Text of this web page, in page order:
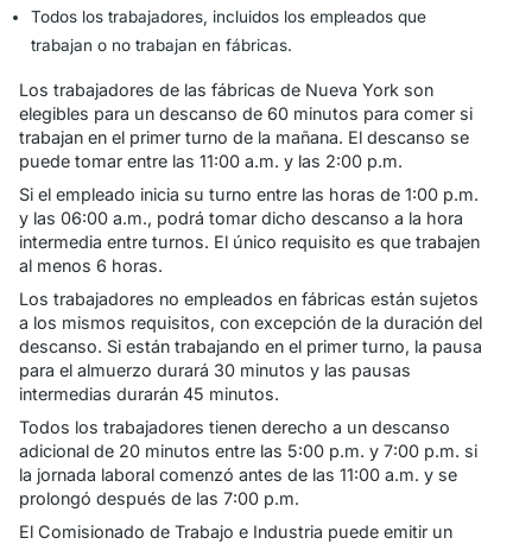
Todos los trabajadores, incluidos los empleados que
trabajan o no trabajan en fábricas.
Los trabajadores de las fábricas de Nueva York son
elegibles para un descanso de 60 minutos para comer si
trabajan en el primer turno de la mañana. El descanso se
puede tomar entre las 11:00 a.m. y las 2:00 p.m.
Si el empleado inicia su turno entre las horas de 1:00 p.m.
y las 06:00 a.m., podrá tomar dicho descanso a la hora
intermedia entre turnos. El único requisito es que trabajen
al menos 6 horas.
Los trabajadores no empleados en fábricas están sujetos
a los mismos requisitos, con excepción de la duración del
descanso. Si están trabajando en el primer turno, la pausa
para el almuerzo durará 30 minutos y las pausas
intermedias durarán 45 minutos.
Todos los trabajadores tienen derecho a un descanso
adicional de 20 minutos entre las 5:00 p.m. y 7:00 p.m. si
la jornada laboral comenzó antes de las 11:00 a.m. y se
prolongó después de las 7:00 p.m.
El Comisionado de Trabajo e Industria puede emitir un